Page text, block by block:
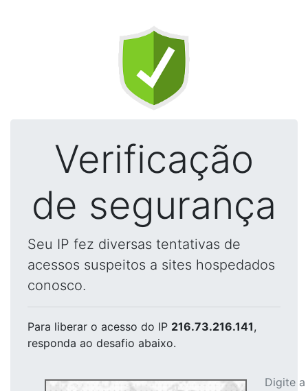
Verificação
de segurança
Seu IP fez diversas tentativas de
acessos suspeitos a sites hospedados
conosco.
Para liberar o acesso do IP 216.73.216.141,
responda ao desafio abaixo.
Digite